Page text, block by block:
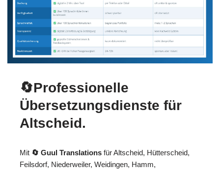
🔄Professionelle
Übersetzungsdienste für
Altscheid.
Mit 🔄 Guul Translations für Altscheid, Hütterscheid,
Feilsdorf, Niederweiler, Weidingen, Hamm,